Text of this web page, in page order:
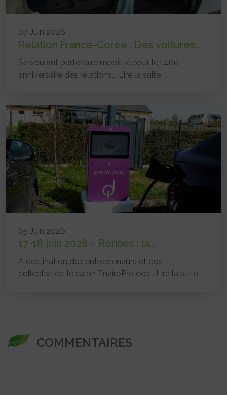
07 Juin 2026
Relation France-Corée : Des voitures...
Se voulant partenaire mobilité pour le 140e
anniversaire des relations... Lire la suite
05 Juin 2026
17-18 juin 2026 – Rennes : la...
A destination des entrepreneurs et des
collectivités, le salon EnviroPro des... Lire la suite
COMMENTAIRES